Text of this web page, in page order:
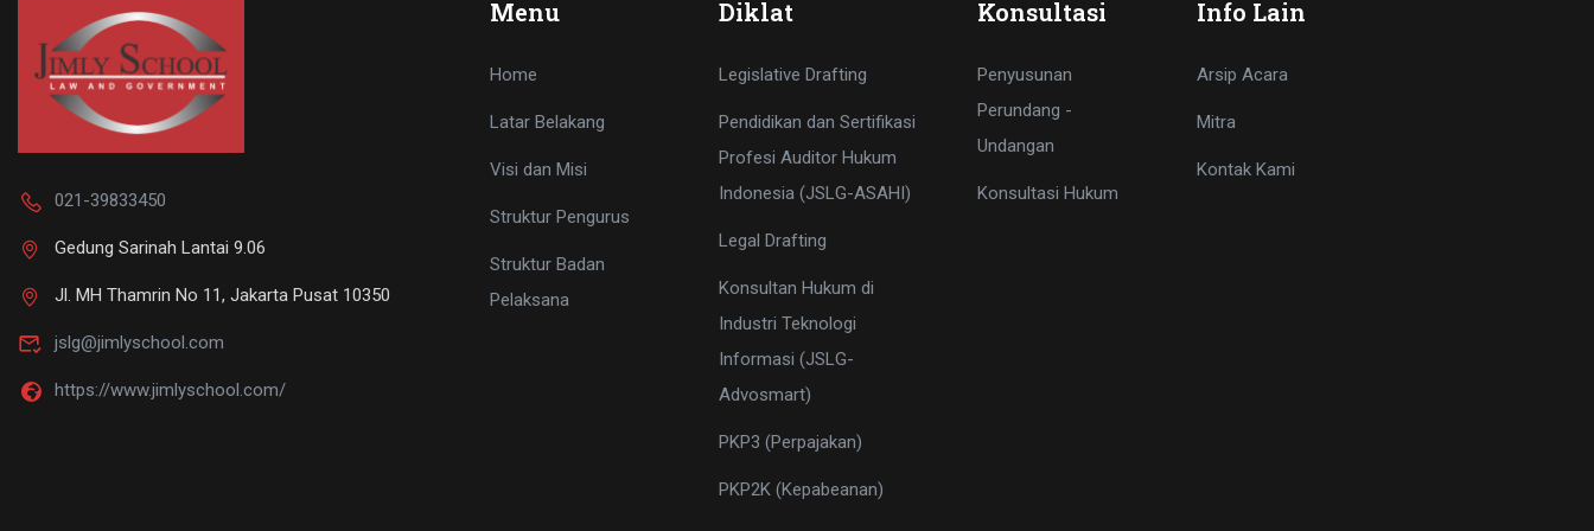
021-39833450
Gedung Sarinah Lantai 9.06
Jl. MH Thamrin No 11, Jakarta Pusat 10350
jslg@jimlyschool.com
https://www.jimlyschool.com/
Menu
Home
Latar Belakang
Visi dan Misi
Struktur Pengurus
Struktur Badan
Pelaksana
Diklat
Legislative Drafting
Pendidikan dan Sertifikasi
Profesi Auditor Hukum
Indonesia (JSLG-ASAHI)
Legal Drafting
Konsultan Hukum di
Industri Teknologi
Informasi (JSLG-
Advosmart)
PKP3 (Perpajakan)
PKP2K (Kepabeanan)
Konsultasi
Penyusunan
Perundang -
Undangan
Konsultasi Hukum
Info Lain
Arsip Acara
Mitra
Kontak Kami